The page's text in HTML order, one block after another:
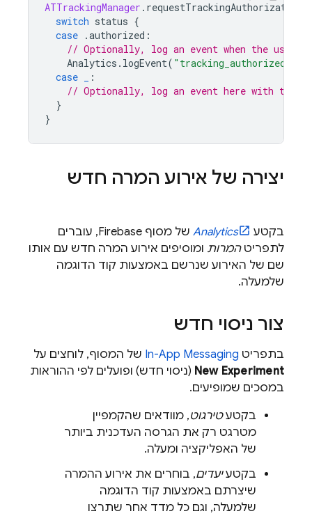
ATTrackingManager . requestTrackingAuthorization
switch status {
case .authorized :
// Optionally, log an event when the user
Analytics . logEvent( "tracking_authorized"
case
:
// Optionally, log an event here with the
}
}
יצירה של אירוע המרה חדש
בקטע Analytics של מסוף Firebase, עוברים
לתפריטהמרות ומוסיפים אירוע המרה חדש עם אותו
שם של האירוע שנרשם באמצעות קוד הדוגמה
שלמעלה.
צור ניסוי חדש
בתפריט In-App Messaging של המסוף, לוחצים על
New Experiment (ניסוי חדש) ופועלים לפי ההוראות
במסכים שמופיעים.
בקטעטירגוט, מוודאים שהקמפיין
מטרגט רק את הגרסה העדכנית ביותר
של האפליקציה ומעלה.
בקטעיעדים, בוחרים את אירוע ההמרה
שיצרתם באמצעות קוד הדוגמה
שלמעלה, וגם כל מדד אחר שתרצו